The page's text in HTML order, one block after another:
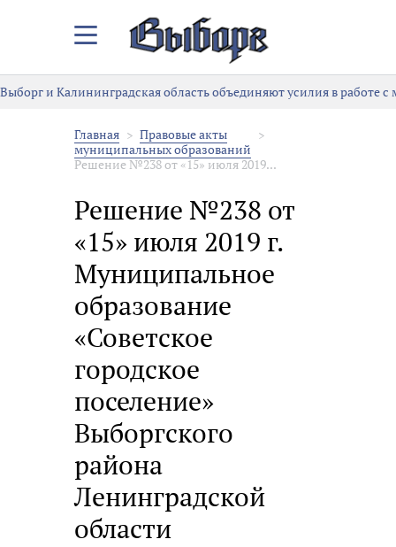
Закрыть/
меню
Выборг и Калининградская область объединяют усилия в работе
Главная
Правовые акты
муниципальных образований
Решение №238 от «15» июля 2019...
Решение №238 от
«15» июля 2019 г.
Муниципальное
образование
«Советское
городское
поселение»
Выборгского
района
Ленинградской
области